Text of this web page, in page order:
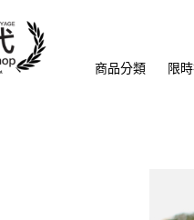
商品分類 限